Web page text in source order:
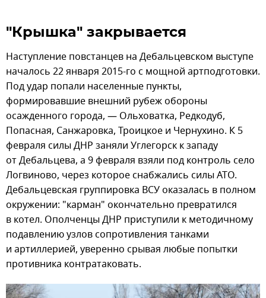
"Крышка" закрывается
Наступление повстанцев на Дебальцевском выступе
началось 22 января 2015-го с мощной артподготовки.
Под удар попали населенные пункты,
формировавшие внешний рубеж обороны
осажденного города, — Ольховатка, Редкодуб,
Попасная, Санжаровка, Троицкое и Чернухино. К 5
февраля силы ДНР заняли Углегорск к западу
от Дебальцева, а 9 февраля взяли под контроль село
Логвиново, через которое снабжались силы АТО.
Дебальцевская группировка ВСУ оказалась в полном
окружении: "карман" окончательно превратился
в котел. Ополченцы ДНР приступили к методичному
подавлению узлов сопротивления танками
и артиллерией, уверенно срывая любые попытки
противника контратаковать.